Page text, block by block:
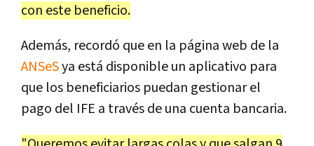
con este beneficio.
Además, recordó que en la página web de la
ANSeSya está disponible un aplicativo para
que los beneficiarios puedan gestionar el
pago del IFE a través de una cuenta bancaria.